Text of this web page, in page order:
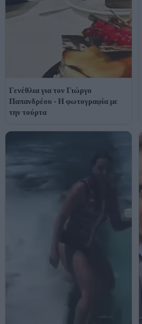
Γενέθλια για τον Γιώργο
Παπανδρέου - Η φωτογραφία με
την τούρτα